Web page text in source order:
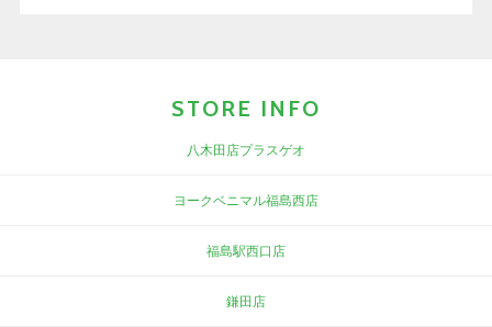
STORE INFO
八木田店プラスゲオ
ヨークベニマル福島西店
福島駅西口店
鎌田店